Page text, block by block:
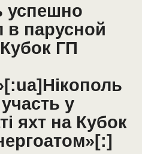
успешно
в парусной
ГП
у
яхт на Кубок